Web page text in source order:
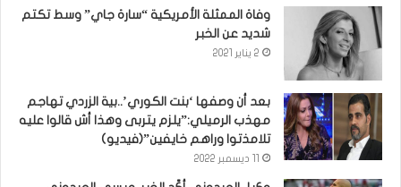
وفاة الممثلة الأمريكية “سارة جاي” وسط تكتم
شديد عن الخبر
2 يناير 2021
بعد أن وصفها ‘بنت الكوري’..بية الزردي تهاجم
مهذب الرميلي:”يلزم يتربى وهذا أش قالوا عليه
تلامذتوا وراهم خايفين”(فيديو)